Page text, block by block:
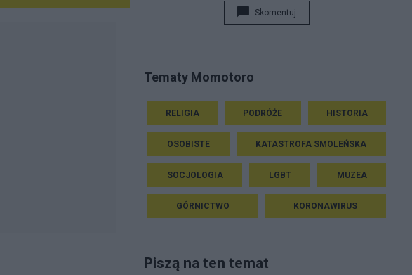
Skomentuj
Tematy Momotoro
RELIGIA PODRÓŻE HISTORIA
OSOBISTE KATASTROFA SMOLEŃSKA
SOCJOLOGIA LGBT MUZEA
GÓRNICTWO KORONAWIRUS
Piszą na ten temat